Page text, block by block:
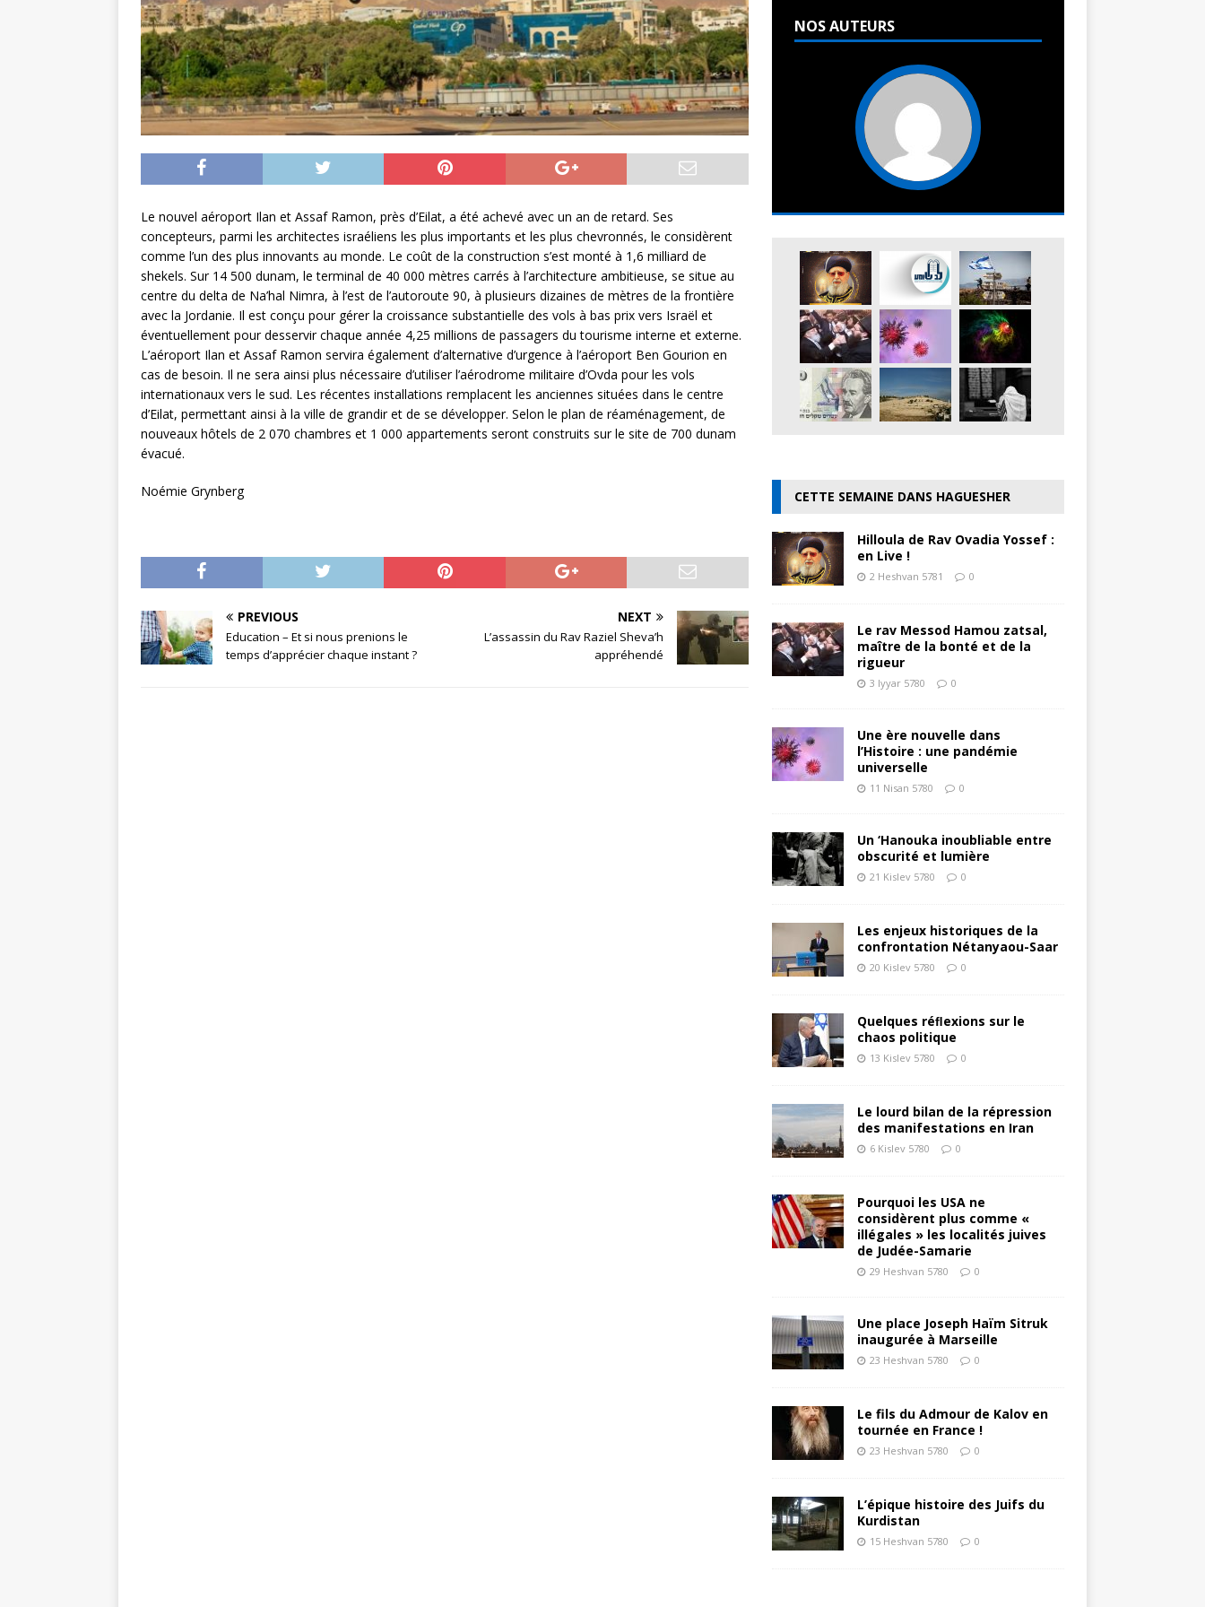
Le nouvel aéroport Ilan et Assaf Ramon, près d’Eilat, a été achevé avec un an de retard. Ses
concepteurs, parmi les architectes israéliens les plus importants et les plus chevronnés, le considèrent
comme l’un des plus innovants au monde. Le coût de la construction s’est monté à 1,6 milliard de
shekels. Sur 14 500 dunam, le terminal de 40 000 mètres carrés à l’architecture ambitieuse, se situe au
centre du delta de Na’hal Nimra, à l’est de l’autoroute 90, à plusieurs dizaines de mètres de la frontière
avec la Jordanie. Il est conçu pour gérer la croissance substantielle des vols à bas prix vers Israël et
éventuellement pour desservir chaque année 4,25 millions de passagers du tourisme interne et externe.
L’aéroport Ilan et Assaf Ramon servira également d’alternative d’urgence à l’aéroport Ben Gourion en
cas de besoin. Il ne sera ainsi plus nécessaire d’utiliser l’aérodrome militaire d’Ovda pour les vols
internationaux vers le sud. Les récentes installations remplacent les anciennes situées dans le centre
d’Eilat, permettant ainsi à la ville de grandir et de se développer. Selon le plan de réaménagement, de
nouveaux hôtels de 2 070 chambres et 1 000 appartements seront construits sur le site de 700 dunam
évacué.
Noémie Grynberg
PREVIOUS
Education – Et si nous prenions le
temps d’apprécier chaque instant ?
NEXT
L’assassin du Rav Raziel Sheva’h
appréhendé
NOS AUTEURS
CETTE SEMAINE DANS HAGUESHER
Hilloula de Rav Ovadia Yossef :
en Live !
2 Heshvan 5781 0
Le rav Messod Hamou zatsal,
maître de la bonté et de la
rigueur
3 Iyyar 5780 0
Une ère nouvelle dans
l’Histoire : une pandémie
universelle
11 Nisan 5780 0
Un ‘Hanouka inoubliable entre
obscurité et lumière
21 Kislev 5780 0
Les enjeux historiques de la
confrontation Nétanyaou-Saar
20 Kislev 5780 0
Quelques réﬂexions sur le
chaos politique
13 Kislev 5780 0
Le lourd bilan de la répression
des manifestations en Iran
6 Kislev 5780 0
Pourquoi les USA ne
considèrent plus comme «
illégales » les localités juives
de Judée-Samarie
29 Heshvan 5780 0
Une place Joseph Haïm Sitruk
inaugurée à Marseille
23 Heshvan 5780 0
Le fils du Admour de Kalov en
tournée en France !
23 Heshvan 5780 0
L’épique histoire des Juifs du
Kurdistan
15 Heshvan 5780 0